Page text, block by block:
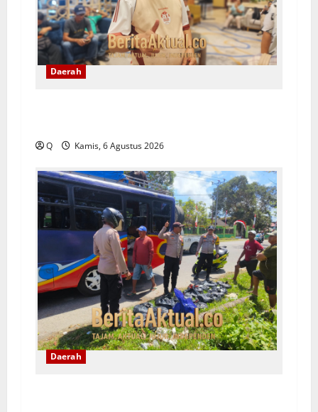
Daerah
Q Kamis, 6 Agustus 2026
Daerah